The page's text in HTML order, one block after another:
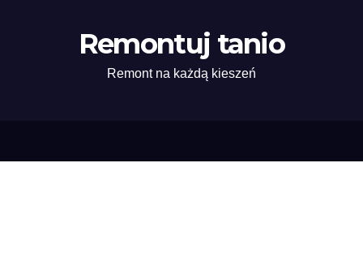
Remontuj tanio
Remont na każdą kieszeń